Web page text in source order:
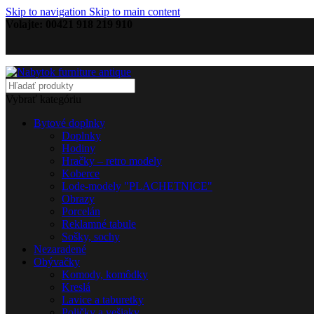
Skip to navigation Skip to main content
Vybrať kategóriu
Bytové doplnky
Doplnky
Hodiny
Hračky – retro modely
Koberce
Lode-modely "PLACHETNICE"
Obrazy
Porcelán
Reklamné tabule
Sošky, sochy
Nezaradené
Obývačky
Komody, komôdky
Kreslá
Lavice a taburetky